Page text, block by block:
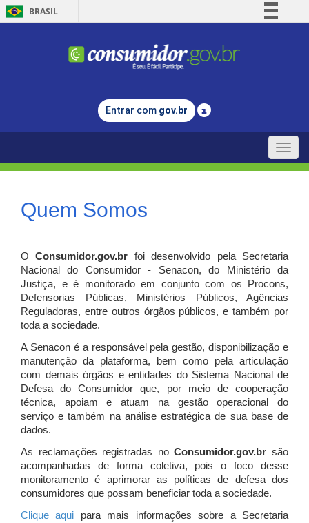
BRASIL
Comunica BR
Legislação
Entrar com gov.br
Toggle
Quem Somos
OConsumidor.gov.br
foi desenvolvido pela Secretaria
Nacional do Consumidor - Senacon, do Ministério da
Justiça, e é monitorado em conjunto com os Procons,
Defensorias Públicas, Ministérios Públicos, Agências
Reguladoras, entre outros órgãos públicos, e também por
toda a sociedade.
A Senacon é a responsável pela gestão, disponibilização e
manutenção da plataforma, bem como pela articulação
com demais órgãos e entidades do Sistema Nacional de
Defesa do Consumidor que, por meio de cooperação
técnica, apoiam e atuam na gestão operacional do
serviço e também na análise estratégica de sua base de
dados.
As reclamações registradas noConsumidor.gov.br são
acompanhadas de forma coletiva, pois o foco desse
monitoramento é aprimorar as políticas de defesa dos
consumidores que possam beneficiar toda a sociedade.
Clique aqui para mais informações sobre a Secretaria